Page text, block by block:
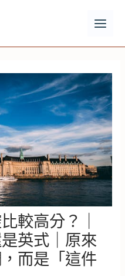
較高分？｜
英式｜原來
而是「這件